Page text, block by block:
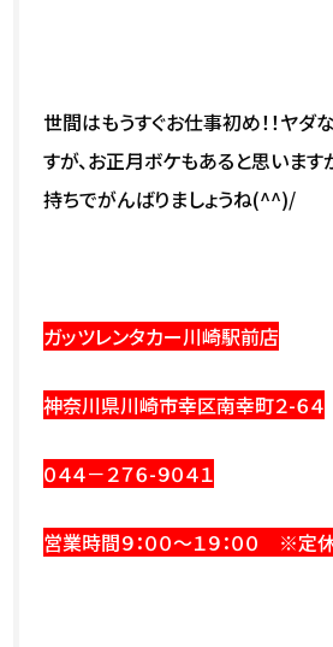
世間はもうすぐお仕事初め！！ヤダな
すが、お正月ボケもあると思いま
持ちでがんばりましょうね(^^)/
ガッツレンタカー川崎駅前店
神奈川県川崎市幸区南幸町２-６４
０４４－２７６-９０４１
営業時間９：００～１９：００ ※定